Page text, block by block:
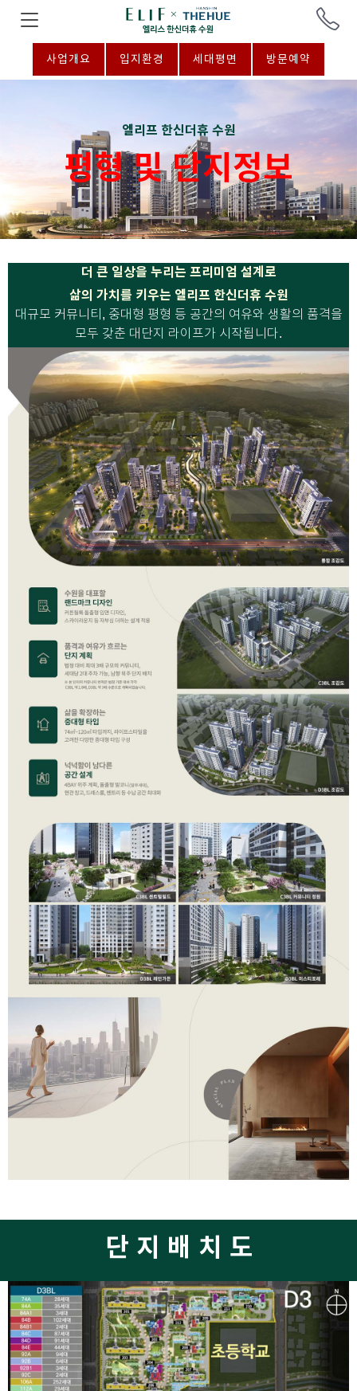
사업개요 입지환경 세대평면 방문예약
엘리프 한신더휴 수원
평형 및 단지정보
더 큰 일상을 누리는 프리미엄 설계로
삶의 가치를 키우는 엘리프 한신더휴 수원
대규모 커뮤니티, 중대형 평형 등 공간의 여유와 생활의 품격을
모두 갖춘 대단지 라이프가 시작됩니다.
단지배치도